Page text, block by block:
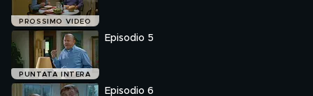
non resta che chiedere aiuto ai Dominici ma, mentre
Alberto dopo averlo deriso, si dimostra generoso come al
solito, Simonetta solidale con l'amica Tilly, lo caccia via in
malo modo.
PROSSIMO VIDEO
PUNTATA INTERA
Episodio 5
Episodio 6